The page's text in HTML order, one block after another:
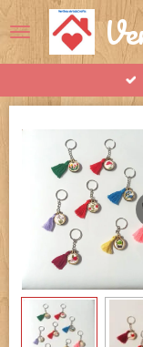
Hauptinhalt
springen